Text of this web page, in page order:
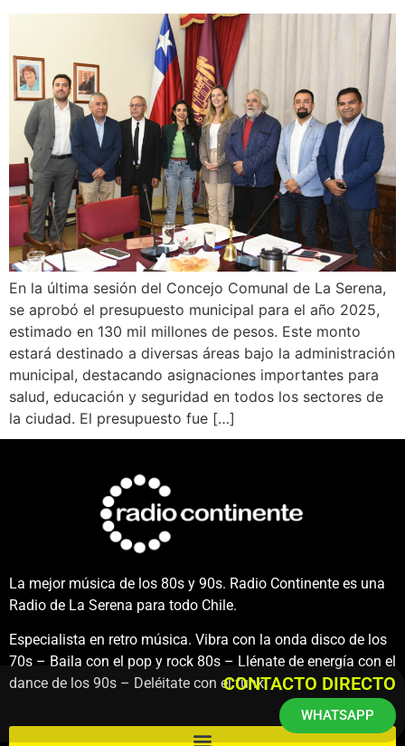
En la última sesión del Concejo Comunal de La Serena,
se aprobó el presupuesto municipal para el año 2025,
estimado en 130 mil millones de pesos. Este monto
estará destinado a diversas áreas bajo la administración
municipal, destacando asignaciones importantes para
salud, educación y seguridad en todos los sectores de
la ciudad. El presupuesto fue […]
La mejor música de los 80s y 90s. Radio Continente es una
Radio de La Serena para todo Chile.
Especialista en retro música. Vibra con la onda disco de los
70s – Baila con el pop y rock 80s – Llénate de energía con el
dance de los 90s – Deléitate con el funk.CONTACTO DIRECTO
WHATSAPP